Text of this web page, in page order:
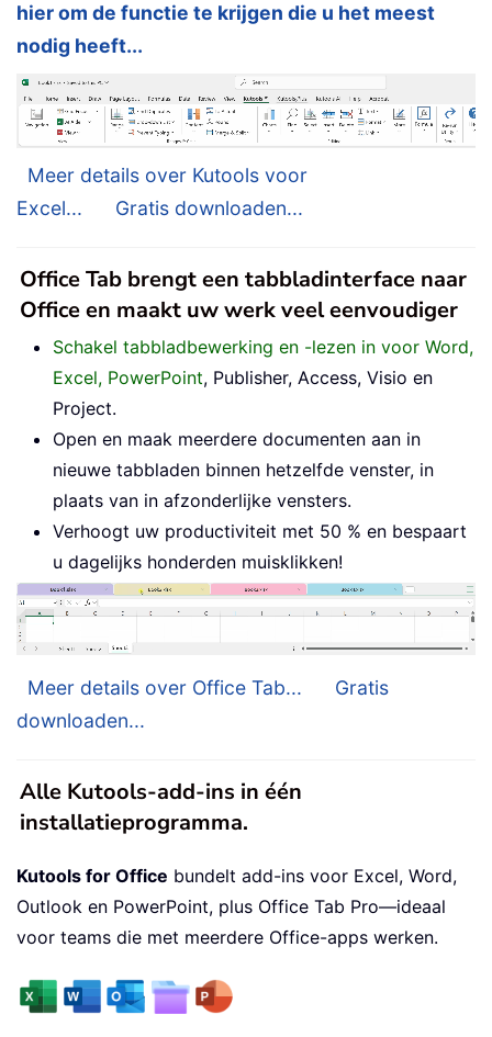
hier om de functie te krijgen die u het meest
nodig heeft...
Meer details over Kutools voor
Excel...
Gratis downloaden...
Office Tab brengt een tabbladinterface naar
Office en maakt uw werk veel eenvoudiger
Schakel tabbladbewerking en -lezen in voor Word,
Excel, PowerPoint, Publisher, Access, Visio en
Project.
Open en maak meerdere documenten aan in
nieuwe tabbladen binnen hetzelfde venster, in
plaats van in afzonderlijke vensters.
Verhoogt uw productiviteit met 50 % en bespaart
u dagelijks honderden muisklikken!
Meer details over Office Tab...
Gratis
downloaden...
Alle Kutools-add-ins in één
installatieprogramma.
Kutools for Office bundelt add-ins voor Excel, Word,
Outlook en PowerPoint, plus Office Tab Pro—ideaal
voor teams die met meerdere Office-apps werken.